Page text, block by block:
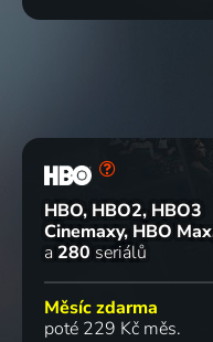
HBO, HBO2, HBO3
Cinemaxy, HBO Max
a 280 seriálů
Měsíc zdarma
poté 229 Kč měs.